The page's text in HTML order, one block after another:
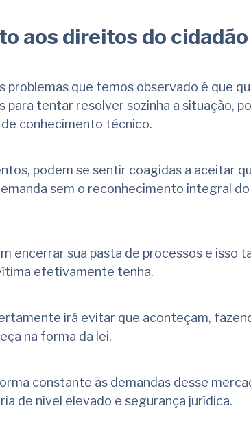
aos direitos do cidadão
problemas que temos observado é que
para tentar resolver sozinha a situação,
conhecimento técnico.
podem se sentir coagidas a aceitar
sem o reconhecimento integral do
encerrar sua pasta de processos e isso
efetivamente tenha.
irá evitar que aconteçam,
na forma da lei.
constante às demandas desse
de nível elevado e segurança jurídica.